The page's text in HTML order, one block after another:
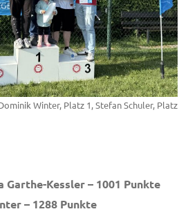
Winter, Platz 1, Stefan Schuler, Platz
Garthe-Kessler – 1001 Punkte
– 1288 Punkte